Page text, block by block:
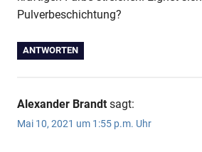
Pulverbeschichtung?
ANTWORTEN
Alexander Brandt sagt:
Mai 10, 2021 um 1:55 p.m. Uhr